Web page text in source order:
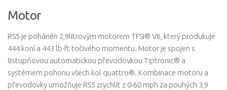
Motor
RS5 je poháněn 2,9litrovým motorem TFSI® V6, který produkuje
444 koní a 443 lb-ft točivého momentu. Motor je spojen s
8stupňovou automatickou převodovkou Tiptronic® a
systémem pohonu všech kol quattro®. Kombinace motoru a
převodovky umožňuje RS5 zrychlit z 0-60 mph za pouhých 3,9